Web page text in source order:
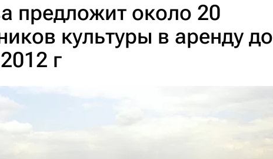
предложит около 20
культуры в аренду до
г